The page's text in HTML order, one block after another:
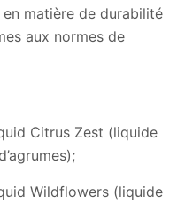
matière de durabilité
aux normes de
Citrus Zest (liquide
Wildflowers (liquide